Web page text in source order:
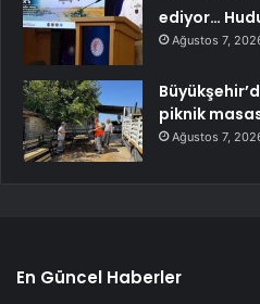
ediyor…
Ağustos 7,
piknik
Ağustos 7,
En Güncel Haberler